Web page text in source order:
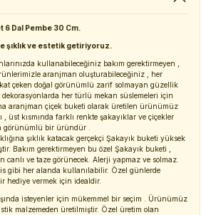
6 Dal Pembe 30 Cm.
şıklık ve estetik getiriyoruz.
kullanabileceğiniz bakım gerektirmeyen ,
aranjman oluşturabileceğiniz , her
çeken doğal görünümlü zarif solmayan güzellik
dekorasyonlarda her türlü mekan süslemeleri için
aranjman çiçek buketi olarak üretilen ürünümüz
üst kısmında farklı renkte şakayıklar ve çiçekler
görünümlü bir üründür .
şıklık katacak gerçekçi Şakayık buketi yüksek
Bakım gerektirmeyen bu özel Şakayık buketi ,
canlı ve taze görünecek. Alerji yapmaz ve solmaz.
gibi her alanda kullanılabilir. Özel günlerde
hediye vermek için idealdir.
isteyenler için mükemmel bir seçim . Ürünümüz
malzemeden üretilmiştir. Özel üretim olan